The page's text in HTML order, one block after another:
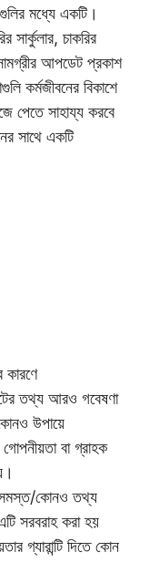
মধ্যে একটি।
সার্কুলার, চাকরির
আপডেট প্রকাশ
কর্মজীবনের বিকাশে
পেতে সাহায্য করবে
সাথে একটি
তথ্য আরও গবেষণা
উপায়ে
বা গ্রাহক
কোনও তথ্য
সরবরাহ করা হয়
দিতে কোন